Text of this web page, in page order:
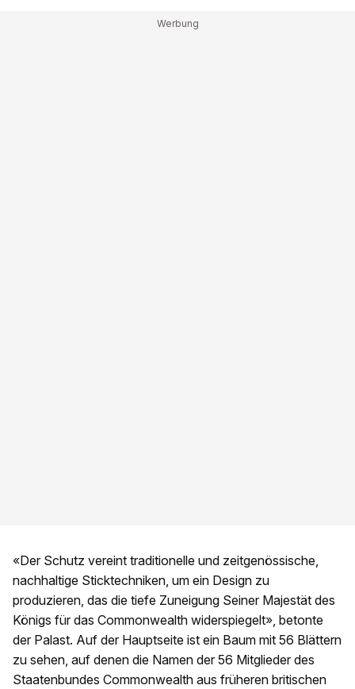
«Der Schutz vereint traditionelle und zeitgenössische,
nachhaltige Sticktechniken, um ein Design zu
produzieren, das die tiefe Zuneigung Seiner Majestät des
Königs für das Commonwealth widerspiegelt», betonte
der Palast. Auf der Hauptseite ist ein Baum mit 56 Blättern
zu sehen, auf denen die Namen der 56 Mitglieder des
Staatenbundes Commonwealth aus früheren britischen